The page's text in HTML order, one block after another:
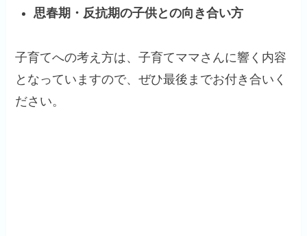
思春期・反抗期の子供との向き合い方
子育てへの考え方は、子育てママさんに響く内容
となっていますので、ぜひ最後までお付き合いく
ださい。